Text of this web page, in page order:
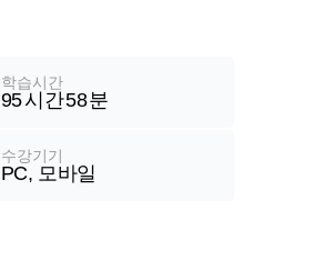
학습시간
95시간58분
수강기기
PC, 모바일